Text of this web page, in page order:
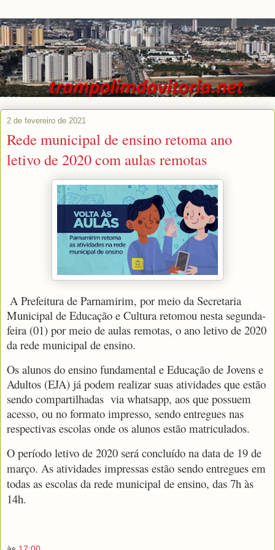
2 de fevereiro de 2021
Rede municipal de ensino retoma ano
letivo de 2020 com aulas remotas
A Prefeitura de Parnamirim, por meio da Secretaria
Municipal de Educação e Cultura retomou nesta segunda-
feira (01) por meio de aulas remotas, o ano letivo de 2020
da rede municipal de ensino.
Os alunos do ensino fundamental e Educação de Jovens e
Adultos (EJA) já podem realizar suas atividades que estão
sendo compartilhadas via whatsapp, aos que possuem
acesso, ou no formato impresso, sendo entregues nas
respectivas escolas onde os alunos estão matriculados.
O período letivo de 2020 será concluído na data de 19 de
março. As atividades impressas estão sendo entregues em
todas as escolas da rede municipal de ensino, das 7h às
14h.